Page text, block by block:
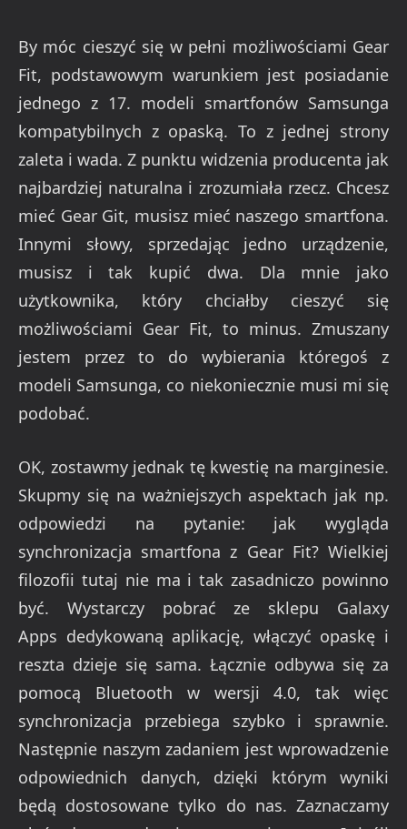
By móc cieszyć się w pełni możliwościami Gear
Fit, podstawowym warunkiem jest posiadanie
jednego z 17. modeli smartfonów Samsunga
kompatybilnych z opaską. To z jednej strony
zaleta i wada. Z punktu widzenia producenta jak
najbardziej naturalna i zrozumiała rzecz. Chcesz
mieć Gear Git, musisz mieć naszego smartfona.
Innymi słowy, sprzedając jedno urządzenie,
musisz i tak kupić dwa. Dla mnie jako
użytkownika, który chciałby cieszyć się
możliwościami Gear Fit, to minus. Zmuszany
jestem przez to do wybierania któregoś z
modeli Samsunga, co niekoniecznie musi mi się
podobać.
OK, zostawmy jednak tę kwestię na marginesie.
Skupmy się na ważniejszych aspektach jak np.
odpowiedzi na pytanie: jak wygląda
synchronizacja smartfona z Gear Fit? Wielkiej
filozofii tutaj nie ma i tak zasadniczo powinno
być. Wystarczy pobrać ze sklepu Galaxy
Apps dedykowaną aplikację, włączyć opaskę i
reszta dzieje się sama. Łącznie odbywa się za
pomocą Bluetooth w wersji 4.0, tak więc
synchronizacja przebiega szybko i sprawnie.
Następnie naszym zadaniem jest wprowadzenie
odpowiednich danych, dzięki którym wyniki
będą dostosowane tylko do nas. Zaznaczamy